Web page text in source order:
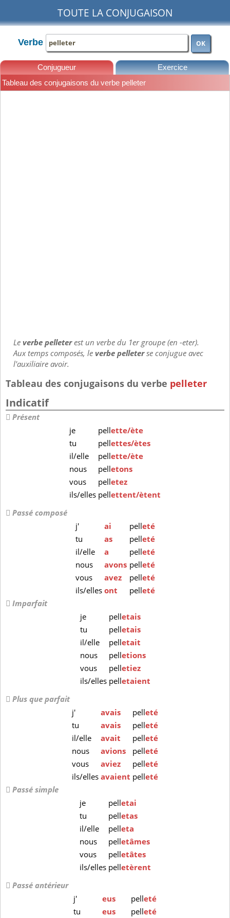
TOUTE LA CONJUGAISON
Verbe OK
Conjugueur Exercice
Tableau des conjugaisons du verbe pelleter
Leverbe pelleterest un verbe du 1er groupe (en -eter).
Aux temps composés, leverbe pelleterse conjugue avec
l'auxiliaire avoir.
Tableau des conjugaisons du verbe pelleter
Indicatif
Présent
je
pellette/ète
tu
pellettes/ètes
il/elle
pellette/ète
nous
pelletons
vous
pelletez
ils/elles pellettent/ètent
Passé composé
j'
ai pelleté
tu
as pelleté
il/elle
a pelleté
nous
avons pelleté
vous
avez pelleté
ils/elles ont pelleté
Imparfait
je
pelletais
tu
pelletais
il/elle
pelletait
nous
pelletions
vous
pelletiez
ils/elles pelletaient
Plus que parfait
j'
avais pelleté
tu
avais pelleté
il/elle
avait pelleté
nous
avions pelleté
vous
aviez pelleté
ils/ellesavaient pelleté
Passé simple
je
pelletai
tu
pelletas
il/elle
pelleta
nous
pelletâmes
vous
pelletâtes
ils/elles pelletèrent
Passé antérieur
j'
eus pelleté
tu
eus pelleté